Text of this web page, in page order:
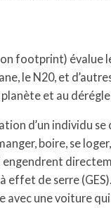
footprint) évalue
le N20, et
et au
d’un individu se
boire, se
engendrent
effet de serre (GES).
avec une voiture